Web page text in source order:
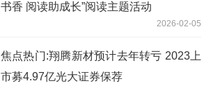
书香 阅读助成长”阅读主题活动
2026-02-05
焦点热门:翔腾新材预计去年转亏 2023上
市募4.97亿光大证券保荐